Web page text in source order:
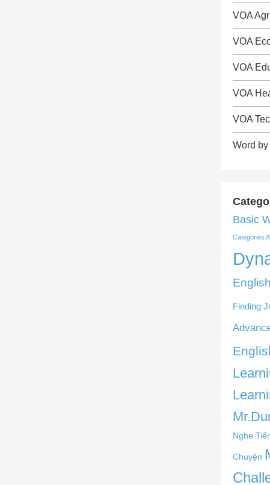
VOA
VOA
VOA
VOA
VOA
Word
Basic
Categories
English
Finding
Nghe
Chuyện